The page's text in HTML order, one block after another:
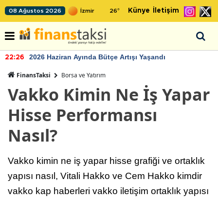
08 Ağustos 2026 26° Künye İletişim
22:26 2026 Haziran Ayında Bütçe Artışı Yaşandı
FinansTaksi Borsa ve Yatırım
Vakko Kimin Ne İş Yapar
Hisse Performansı
Nasıl?
Vakko kimin ne iş yapar hisse grafiği ve ortaklık
yapısı nasıl, Vitali Hakko ve Cem Hakko kimdir
vakko kap haberleri vakko iletişim ortaklık yapısı